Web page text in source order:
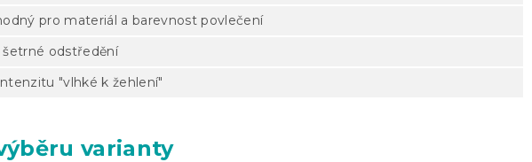
pro materiál a barevnost povlečení
odstředění
"vlhké k žehlení"
varianty